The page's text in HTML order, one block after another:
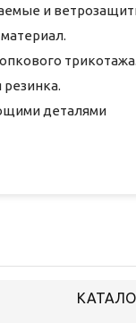
и
трикотажа.
деталями